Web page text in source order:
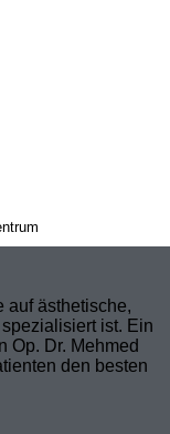
auf ästhetische,
ist. Ein
Op. Dr. Mehmed
den besten